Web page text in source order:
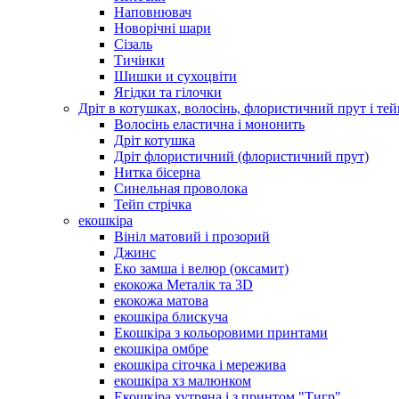
Наповнювач
Новорічні шари
Сізаль
Тичінки
Шишки и сухоцвіти
Ягідки та гілочки
Дріт в котушках, волосінь, флористичний прут і
Волосінь еластична і мононить
Дріт котушка
Дріт флористичний (флористичний прут)
Нитка бісерна
Синельная проволока
Тейп стрічка
екошкіра
Вініл матовий і прозорий
Джинс
Еко замша і велюр (оксамит)
екокожа Металік та 3D
екокожа матова
екошкіра блискуча
Екошкіра з кольоровими принтами
екошкіра омбре
екошкіра сіточка і мережива
екошкіра хз малюнком